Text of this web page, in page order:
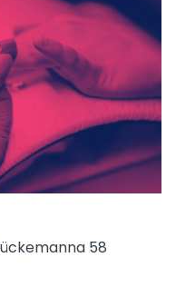
58